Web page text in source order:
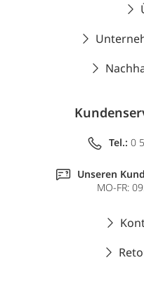
Tel.: 0
Unseren
MO-FR: